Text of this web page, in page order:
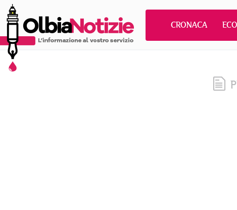
CRONACA